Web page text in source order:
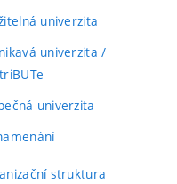
univerzita
univerzita /
univerzita
struktura